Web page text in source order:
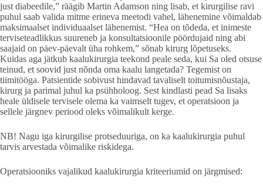
just diabeedile,” räägib Martin Adamson ning lisab, et kirurgilise ravi
puhul saab valida mitme erineva meetodi vahel, lähenemine võimaldab
maksimaalset individuaalset lähenemist. “Hea on tõdeda, et inimeste
terviseteadlikkus suureneb ja konsultatsioonile pöördujaid ning abi
saajaid on päev-päevalt üha rohkem,” sõnab kirurg lõpetuseks.
Kuidas aga jätkub kaalukirurgia teekond peale seda, kui Sa oled otsuse
teinud, et soovid just nõnda oma kaalu langetada? Tegemist on
tiimitööga. Patsientide sobivust hindavad tavaliselt toitumisnõustaja,
kirurg ja parimal juhul ka psühholoog. Sest kindlasti pead Sa lisaks
heale üldisele tervisele olema ka vaimselt tugev, et operatsioon ja
sellele järgnev periood oleks võimalikult kerge.
NB! Nagu iga kirurgilise protseduuriga, on ka kaalukirurgia puhul
tarvis arvestada võimalike riskidega.
Operatsiooniks vajalikud kaalukirurgia kriteeriumid on järgmised: